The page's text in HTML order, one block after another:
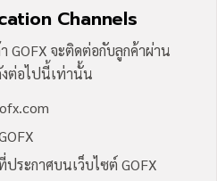
Channels
GOFX จะติดต่อกับลูกค้าผ่าน
งต่อไปนี้เท่านั้น
ระกาศบนเว็บไซต์ GOFX